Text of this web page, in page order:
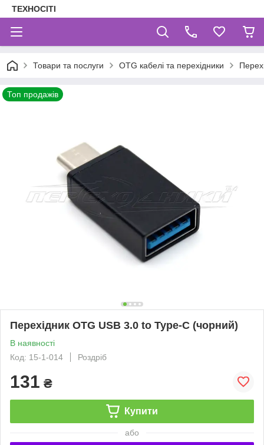
ТЕХНОСІТІ
Товари та послуги OTG кабелі та перехідники
Топ продажів
Перехідник OTG USB 3.0 to Type-C (чорний)
В наявності
Код: 15-1-014
Роздріб
131 ₴
Купити
або